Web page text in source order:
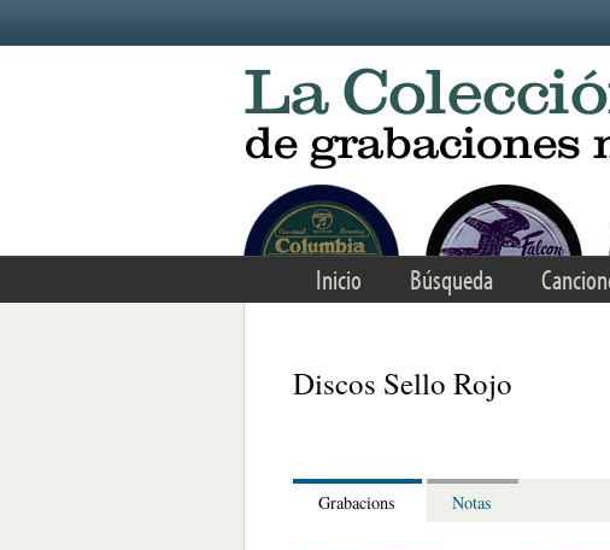
Inicio Búsqueda
Discos Sello Rojo
Grabacions Notas